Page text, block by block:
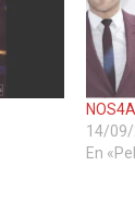
14/
En